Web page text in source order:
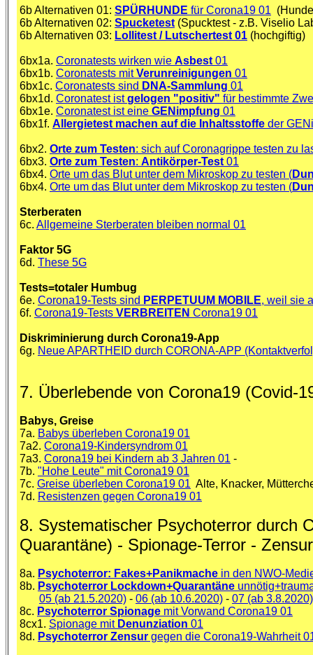
6b Alternativen 01: SPÜRHUNDE für Corona19 01
6b Alternativen 02: Spucketest (Spucktest - z.B. Viselio
6b Alternativen 03: Lollitest / Lutschertest 01 (hochgiftig)
6bx1a. Coronatests wirken wie Asbest 01
6bx1b. Coronatests mitVerunreinigungen 01
6bx1c. Coronatests sind DNA-Sammlung 01
6bx1d. Coronatest istgelogen "positiv" für bestimmte
6bx1e. Coronatest ist eine GENimpfung 01
6bx1f. Allergietest machen auf die Inhaltsstoffe der
6bx2. Orte zum Testen: sich auf Coronagrippe testen zu
6bx3. Orte zum Testen: Antikörper-Test 01
6bx4. Orte um das Blut unter dem Mikroskop zu testen (
6bx4. Orte um das Blut unter dem Mikroskop zu testen (
Sterberaten
6c. Allgemeine Sterberaten bleiben normal 01
Faktor 5G
6d. These 5G
Tests=totaler Humbug
6e. Corona19-Tests sind PERPETUUM MOBILE, weil sie
6f. Corona19-Tests VERBREITEN Corona19 01
Diskriminierung durch Corona19-App
6g. Neue APARTHEID durch CORONA-APP
7. Überlebende von Corona19 (Covid-
Babys, Greise
7a. Babys überleben Corona19 01
7a2. Corona19-Kindersyndrom 01
7a3. Corona19 bei Kindern ab 3 Jahren 01 -
7b. "Hohe Leute" mit Corona19 01
7c. Greise überleben Corona19 01 Alte, Knacker,
7d. Resistenzen gegen Corona19 01
8. Systematischer Psychoterror durch
Quarantäne) - Spionage-Terror -
8a. Psychoterror: Fakes+Panikmache in den NWO-
8b. Psychoterror Lockdown+Quarantäne
05 (ab 21.5.2020) - 06 (ab 10.6.2020) - 07 (ab 3.8.2020)
8c. Psychoterror Spionage mit Vorwand Corona19 01
8cx1. Spionage mit Denunziation 01
8d. Psychoterror Zensur gegen die Corona19-Wahrheit